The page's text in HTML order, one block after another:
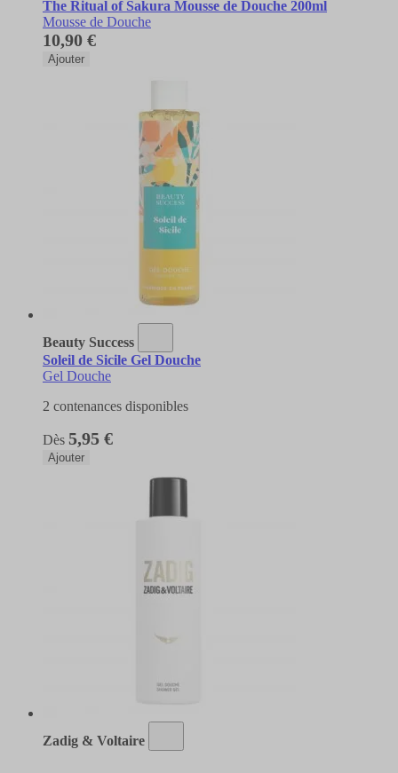
The Ritual of Sakura Mousse de Douche 200ml
Mousse de Douche
10,90 €
Ajouter
Beauty Success
Soleil de Sicile Gel Douche
Gel Douche
2 contenances disponibles
Dès 5,95 €
Ajouter
Zadig & Voltaire